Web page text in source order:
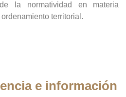
la normatividad en materia
territorial.
e información